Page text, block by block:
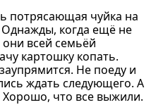
потрясающая чуйка на
Однажды, когда ещё не
всей семьёй
картошку копать.
Не поеду и
ждать следующего. А
Хорошо, что все выжили.